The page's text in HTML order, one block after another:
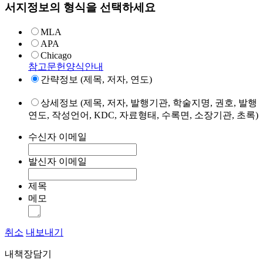
서지정보의 형식을 선택하세요
MLA
APA
Chicago
참고문헌양식안내
간략정보 (제목, 저자, 연도)
상세정보 (제목, 저자, 발행기관, 학술지명, 권호, 발행
연도, 작성언어, KDC, 자료형태, 수록면, 소장기관, 초록)
수신자 이메일
발신자 이메일
제목
메모
취소 내보내기
내책장담기